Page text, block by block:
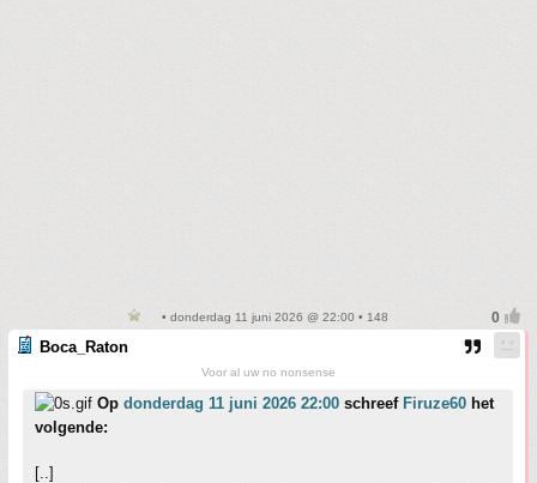
• donderdag 11 juni 2026 @ 22:00 • 148
Boca_Raton
Voor al uw no nonsense
Op donderdag 11 juni 2026 22:00 schreef Firuze60 het
volgende:
[..]